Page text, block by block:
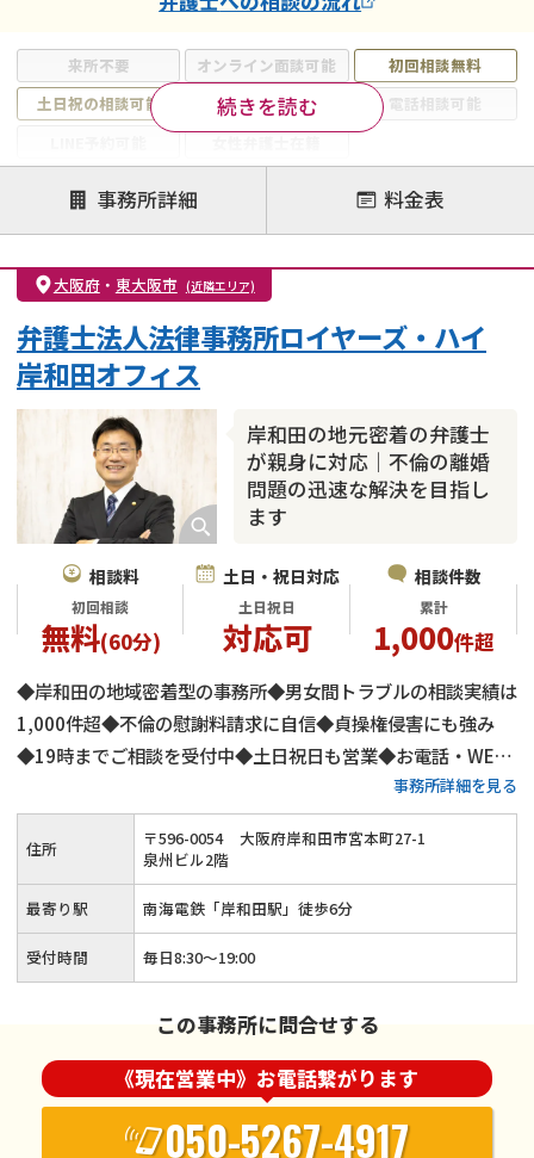
来所不要 オンライン面談可能
初回相談無料
土日祝の相談可能
19時以降電話可能
電話相談可能
注力案件
離婚前相談
離婚調停
離婚裁判
親権・面会交流権
DV
モラハラ
不貞・不倫慰謝料請求
国際離婚
財産分与
内縁の夫婦 熟年離婚
続きを読む
事務所詳細 料金表
大阪府・ 東大阪市 (近隣エリア)
岸和田の地元密着の弁護士
が親身に対応｜不倫の離婚
問題の迅速な解決を目指し
ます
弁護士法人法律事務所ロイヤーズ・ハイ
岸和田オフィス
相談料
初回相談
無料(60分)
土日・祝日対応
土日祝日
対応可
相談件数
累計
1,000件超
◆岸和田の地域密着型の事務所◆男女間トラブルの相談実績は
1,000件超◆不倫の慰謝料請求に自信◆貞操権侵害にも強み
◆19時までご相談を受付中◆土日祝日も営業◆お電話・WEB
相談も可能◆南海電鉄「岸和田駅」徒歩6分◆初回相談1時間
無料
事務所詳細を見る
住所 〒596-0054
大阪府岸和田市宮本町27-1
泉州ビル2階
最寄り駅 南海電鉄「岸和田駅」徒歩6分
受付時間 毎日8:30～19:00
この事務所に問合せする
《現在営業中》お電話繋がります
050-5267-4917